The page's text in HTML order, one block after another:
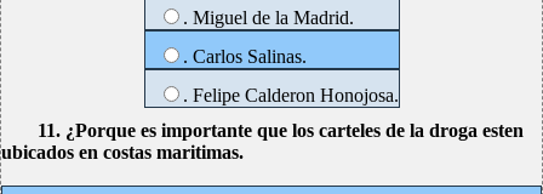
. Miguel de la Madrid.
. Carlos Salinas.
. Felipe Calderon Honojosa.
11. ¿Porque es importante que los carteles de la droga esten
ubicados en costas maritimas.